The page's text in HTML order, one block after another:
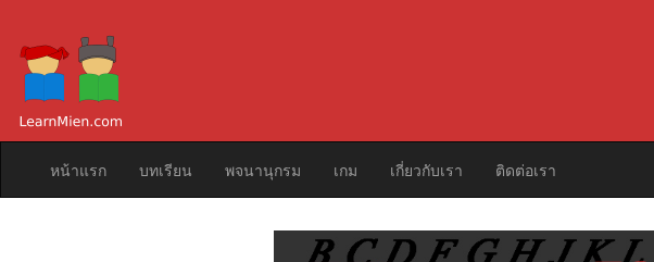
หน้าแรก บทเรียน พจนานุกรม เกม เกี่ยวกับเรา ติดต่อเรา